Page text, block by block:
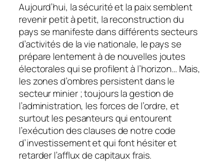
Aujourd’hui, la sécurité et la paix semblent
revenir petit à petit, la reconstruction du
pays se manifeste dans différents secteurs
d’activités de la vie nationale, le pays se
prépare lentement à de nouvelles joutes
électorales qui se profilent à l’horizon… Mais,
les zones d’ombres persistent dans le
secteur minier ; toujours la gestion de
l’administration, les forces de l’ordre, et
surtout les pesanteurs qui entourent
l’exécution des clauses de notre code
d’investissement et qui font hésiter et
retarder l’afflux de capitaux frais.